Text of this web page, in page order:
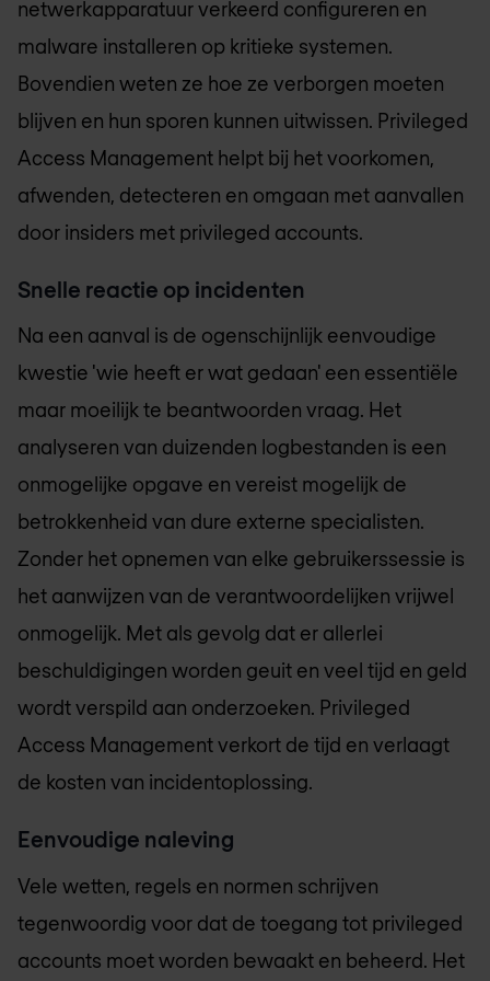
netwerkapparatuur verkeerd configureren en
malware installeren op kritieke systemen.
Bovendien weten ze hoe ze verborgen moeten
blijven en hun sporen kunnen uitwissen. Privileged
Access Management helpt bij het voorkomen,
afwenden, detecteren en omgaan met aanvallen
door insiders met privileged accounts.
Snelle reactie op incidenten
Na een aanval is de ogenschijnlijk eenvoudige
kwestie 'wie heeft er wat gedaan' een essentiële
maar moeilijk te beantwoorden vraag. Het
analyseren van duizenden logbestanden is een
onmogelijke opgave en vereist mogelijk de
betrokkenheid van dure externe specialisten.
Zonder het opnemen van elke gebruikerssessie is
het aanwijzen van de verantwoordelijken vrijwel
onmogelijk. Met als gevolg dat er allerlei
beschuldigingen worden geuit en veel tijd en geld
wordt verspild aan onderzoeken. Privileged
Access Management verkort de tijd en verlaagt
de kosten van incidentoplossing.
Eenvoudige naleving
Vele wetten, regels en normen schrijven
tegenwoordig voor dat de toegang tot privileged
accounts moet worden bewaakt en beheerd. Het